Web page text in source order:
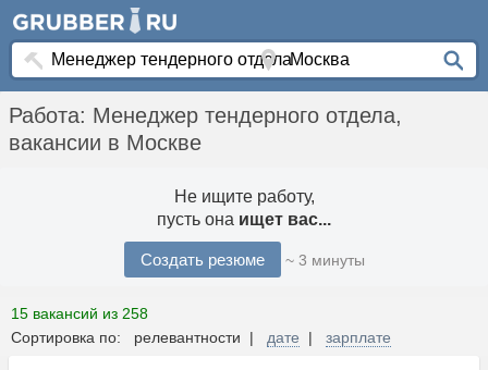
Работа: Менеджер тендерного отдела,
вакансии в Москве
Не ищите работу,
пусть она ищет вас...
Создать резюме ~ 3 минуты
15 вакансий из 258
Сортировка по: релевантности | дате | зарплате